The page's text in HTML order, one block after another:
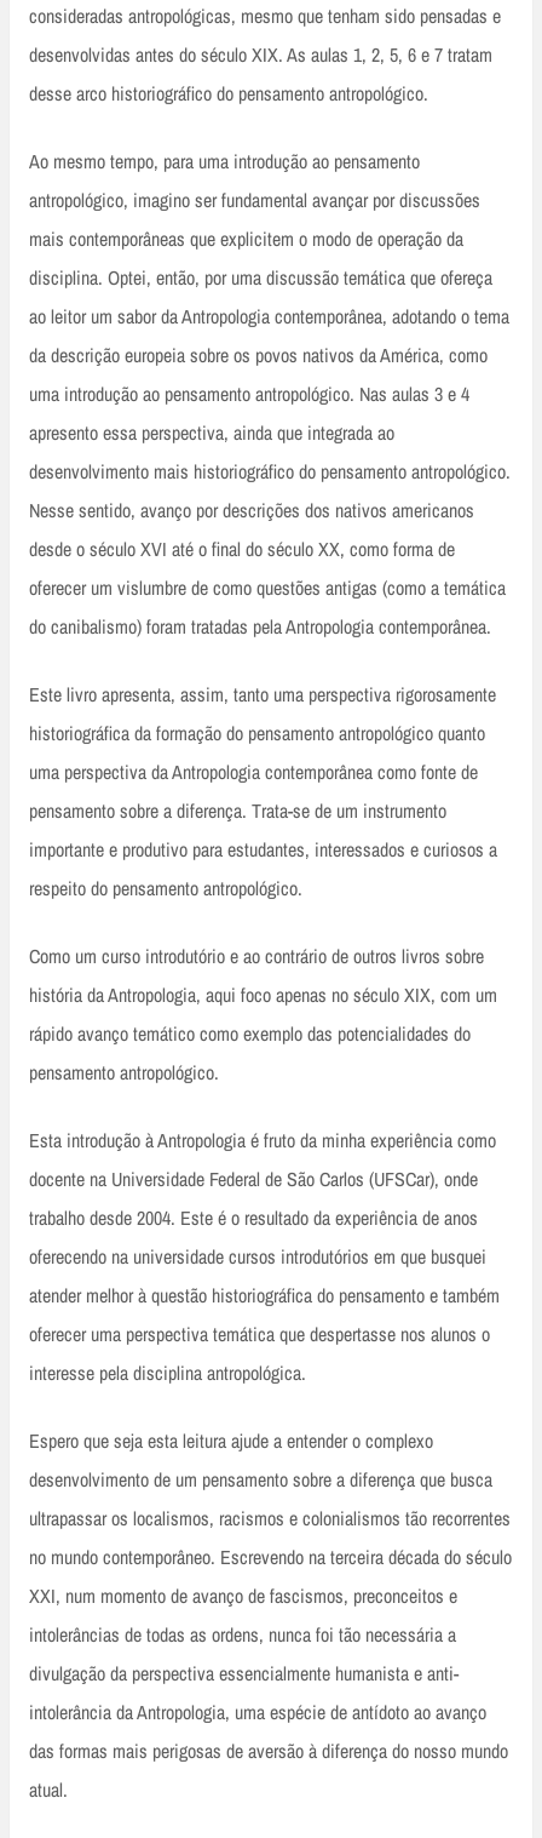
consideradas antropológicas, mesmo que tenham sido pensadas e
desenvolvidas antes do século XIX. As aulas 1, 2, 5, 6 e 7 tratam
desse arco historiográfico do pensamento antropológico.
Ao mesmo tempo, para uma introdução ao pensamento
antropológico, imagino ser fundamental avançar por discussões
mais contemporâneas que explicitem o modo de operação da
disciplina. Optei, então, por uma discussão temática que ofereça
ao leitor um sabor da Antropologia contemporânea, adotando o tema
da descrição europeia sobre os povos nativos da América, como
uma introdução ao pensamento antropológico. Nas aulas 3 e 4
apresento essa perspectiva, ainda que integrada ao
desenvolvimento mais historiográfico do pensamento antropológico.
Nesse sentido, avanço por descrições dos nativos americanos
desde o século XVI até o final do século XX, como forma de
oferecer um vislumbre de como questões antigas (como a temática
do canibalismo) foram tratadas pela Antropologia contemporânea.
Este livro apresenta, assim, tanto uma perspectiva rigorosamente
historiográfica da formação do pensamento antropológico quanto
uma perspectiva da Antropologia contemporânea como fonte de
pensamento sobre a diferença. Trata-se de um instrumento
importante e produtivo para estudantes, interessados e curiosos a
respeito do pensamento antropológico.
Como um curso introdutório e ao contrário de outros livros sobre
história da Antropologia, aqui foco apenas no século XIX, com um
rápido avanço temático como exemplo das potencialidades do
pensamento antropológico.
Esta introdução à Antropologia é fruto da minha experiência como
docente na Universidade Federal de São Carlos (UFSCar), onde
trabalho desde 2004. Este é o resultado da experiência de anos
oferecendo na universidade cursos introdutórios em que busquei
atender melhor à questão historiográfica do pensamento e também
oferecer uma perspectiva temática que despertasse nos alunos o
interesse pela disciplina antropológica.
Espero que seja esta leitura ajude a entender o complexo
desenvolvimento de um pensamento sobre a diferença que busca
ultrapassar os localismos, racismos e colonialismos tão recorrentes
no mundo contemporâneo. Escrevendo na terceira década do século
XXI, num momento de avanço de fascismos, preconceitos e
intolerâncias de todas as ordens, nunca foi tão necessária a
divulgação da perspectiva essencialmente humanista e anti-
intolerância da Antropologia, uma espécie de antídoto ao avanço
das formas mais perigosas de aversão à diferença do nosso mundo
atual.